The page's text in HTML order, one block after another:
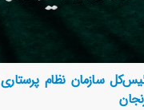
سازمان نظام